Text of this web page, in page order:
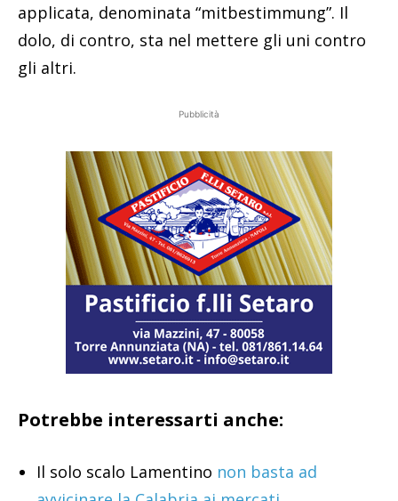
applicata, denominata “mitbestimmung”. Il
dolo, di contro, sta nel mettere gli uni contro
gli altri.
Pubblicità
Potrebbe interessarti anche:
Il solo scalo Lamentino non basta ad